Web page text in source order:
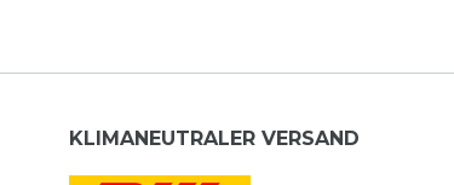
KLIMANEUTRALER VERSAND